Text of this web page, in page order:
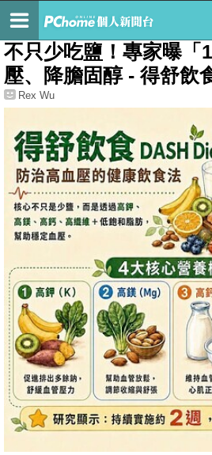
最新文章
不只少吃鹽！專家曝「
壓、降膽固醇 - 得舒飲
Rex Wu